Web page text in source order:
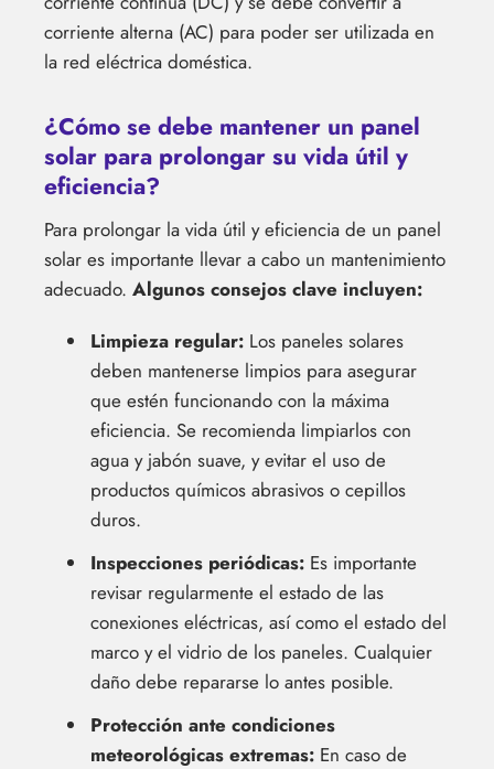
corriente alterna (AC) para poder ser utilizada en
la red eléctrica doméstica.
¿Cómo se debe mantener un panel
solar para prolongar su vida útil y
eficiencia?
Para prolongar la vida útil y eficiencia de un panel
solar es importante llevar a cabo un mantenimiento
adecuado. Algunos consejos clave incluyen:
Limpieza regular: Los paneles solares
deben mantenerse limpios para asegurar
que estén funcionando con la máxima
eficiencia. Se recomienda limpiarlos con
agua y jabón suave, y evitar el uso de
productos químicos abrasivos o cepillos
duros.
Inspecciones periódicas: Es importante
revisar regularmente el estado de las
conexiones eléctricas, así como el estado del
marco y el vidrio de los paneles. Cualquier
daño debe repararse lo antes posible.
Protección ante condiciones
meteorológicas extremas: En caso de